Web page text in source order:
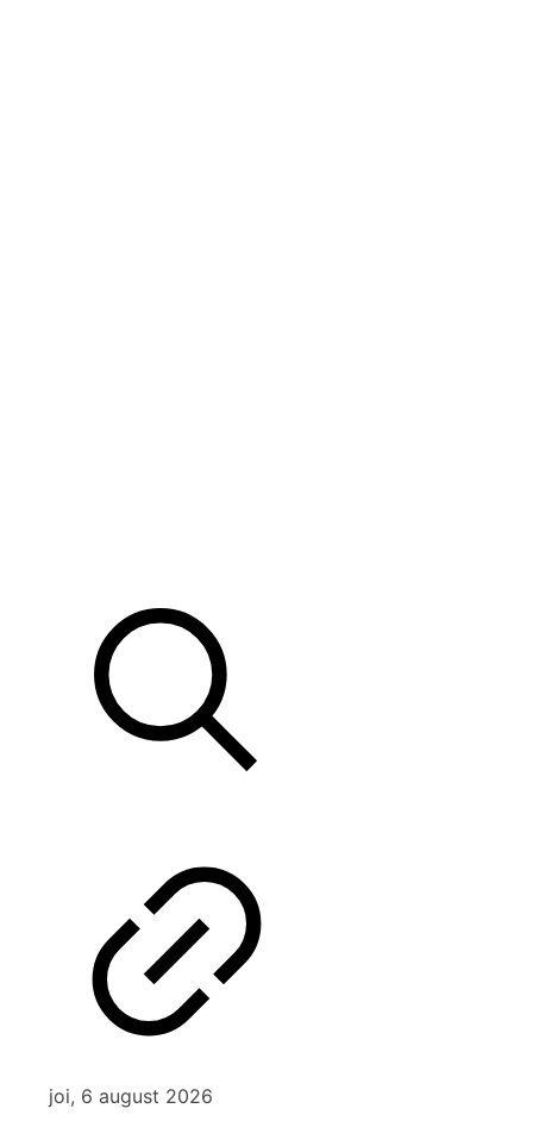
joi, 6 august 2026